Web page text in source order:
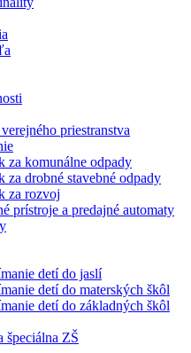
priestranstva
za komunálne odpady
za drobné stavebné odpady
za rozvoj
prístroje a predajné automaty
detí do jaslí
detí do materských škôl
detí do základných škôl
špeciálna ZŠ